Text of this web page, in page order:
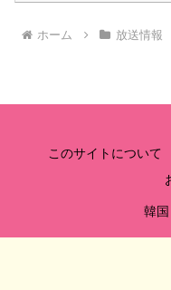
ホーム 放送情報
このサイトについて
韓